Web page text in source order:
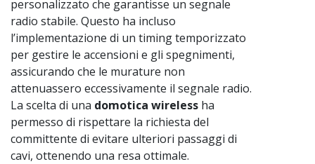
personalizzato che garantisse un segnale
radio stabile. Questo ha incluso
l’implementazione di un timing temporizzato
per gestire le accensioni e gli spegnimenti,
assicurando che le murature non
attenuassero eccessivamente il segnale radio.
La scelta di una domotica wireless ha
permesso di rispettare la richiesta del
committente di evitare ulteriori passaggi di
cavi, ottenendo una resa ottimale.